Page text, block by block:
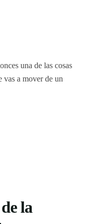
una de las cosas
vas a mover de un
la